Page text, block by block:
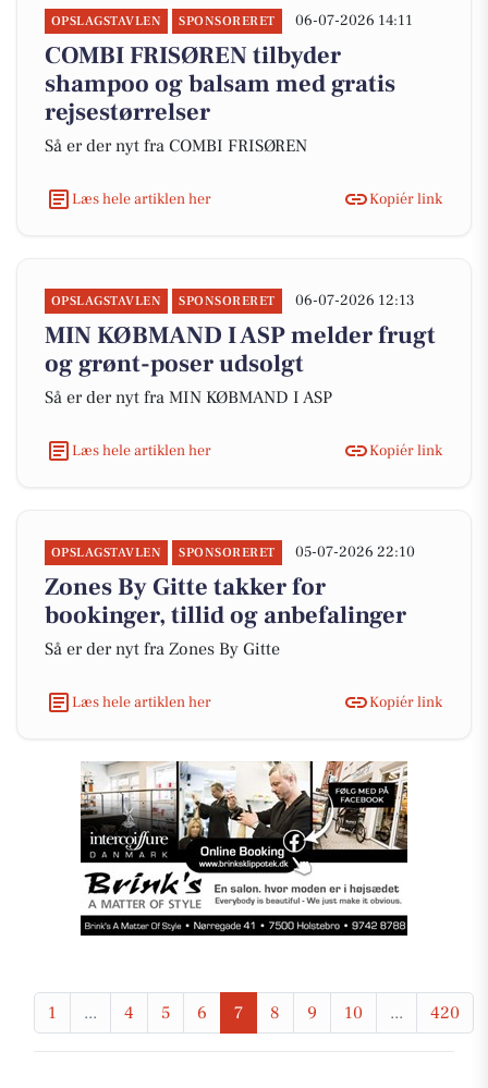
OPSLAGSTAVLEN SPONSORERET 06-07-2026 14:11
COMBI FRISØREN tilbyder
shampoo og balsam med gratis
rejsestørrelser
Så er der nyt fra COMBI FRISØREN
Læs hele artiklen her Kopiér link
OPSLAGSTAVLEN SPONSORERET 06-07-2026 12:13
MIN KØBMAND I ASP melder frugt
og grønt-poser udsolgt
Så er der nyt fra MIN KØBMAND I ASP
Læs hele artiklen her Kopiér link
OPSLAGSTAVLEN SPONSORERET 05-07-2026 22:10
Zones By Gitte takker for
bookinger, tillid og anbefalinger
Så er der nyt fra Zones By Gitte
Læs hele artiklen her Kopiér link
1 ... 4 5 6 7 8 9 10 ... 420